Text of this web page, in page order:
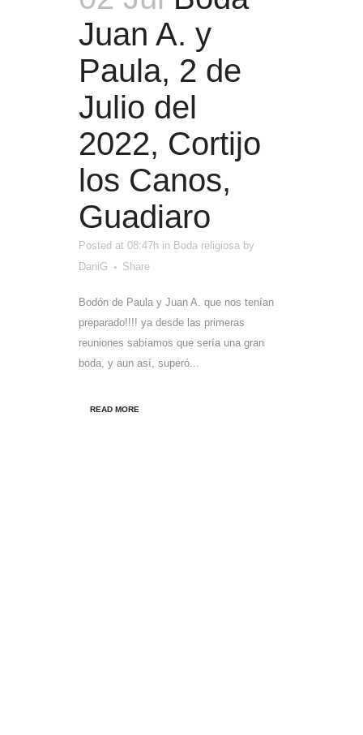
Juan A. y
Paula, 2 de
Julio del
2022, Cortijo
los Canos,
Guadiaro
Posted at 08:47h in Boda religiosa by
DaniG
Share
Bodón de Paula y Juan A. que nos tenían
preparado!!!! ya desde las primeras
reuniones sabíamos que sería una gran
boda, y aun así, superó...
READ MORE